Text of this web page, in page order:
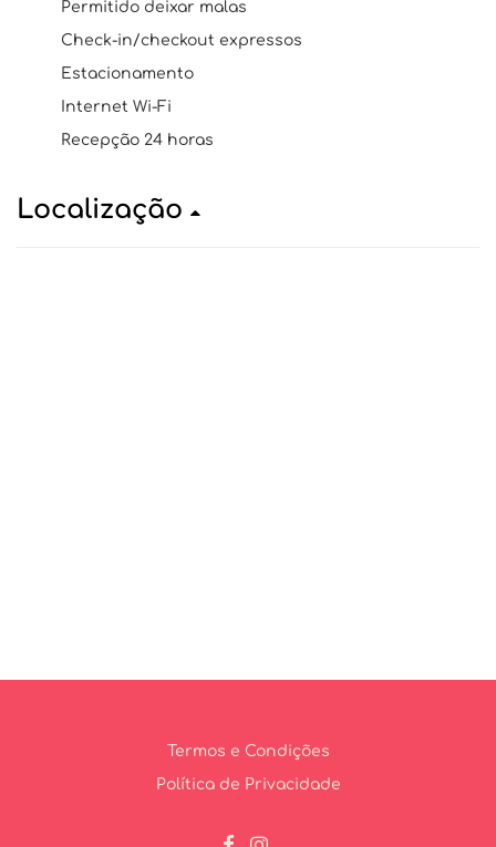
Permitido deixar malas
Check-in/checkout expressos
Estacionamento
Internet Wi-Fi
Recepção 24 horas
Localização
Termos e Condições
Política de Privacidade